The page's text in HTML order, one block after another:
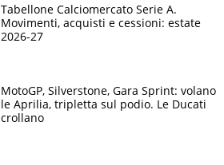
Tabellone Calciomercato Serie A.
Movimenti, acquisti e cessioni: estate
2026-27
MotoGP, Silverstone, Gara Sprint: volano
le Aprilia, tripletta sul podio. Le Ducati
crollano